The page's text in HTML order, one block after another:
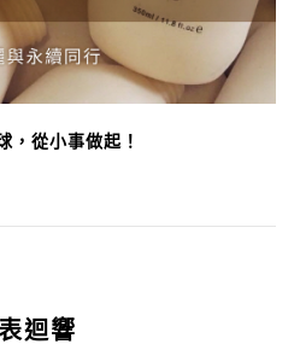
，從小事做起！
迴響